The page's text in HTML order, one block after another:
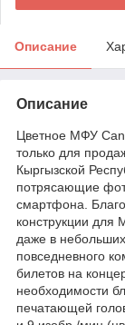
Описание
Описание
Цветное МФУ
только для
Кыргызской
потрясающие
смартфона.
конструкции для
даже в
повседневного
билетов на
необходимости
печатающей